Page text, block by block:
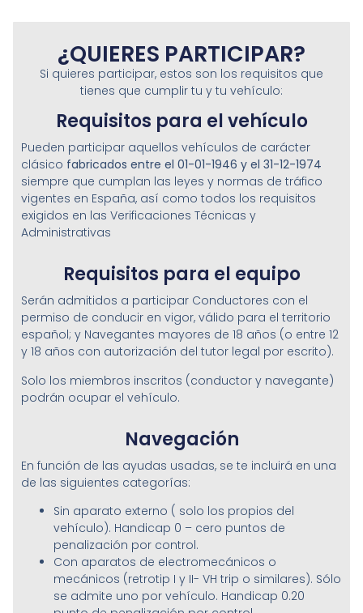
¿QUIERES PARTICIPAR?
Si quieres participar, estos son los requisitos que
tienes que cumplir tu y tu vehículo:
Requisitos para el vehículo
Pueden participar aquellos vehículos de carácter
clásico fabricados entre el 01-01-1946 y el 31-12-1974
siempre que cumplan las leyes y normas de tráfico
vigentes en España, así como todos los requisitos
exigidos en las Verificaciones Técnicas y
Administrativas
Requisitos para el equipo
Serán admitidos a participar Conductores con el
permiso de conducir en vigor, válido para el territorio
español; y Navegantes mayores de 18 años (o entre 12
y 18 años con autorización del tutor legal por escrito).
Solo los miembros inscritos (conductor y navegante)
podrán ocupar el vehículo.
Navegación
En función de las ayudas usadas, se te incluirá en una
de las siguientes categorías:
Sin aparato externo ( solo los propios del
vehículo). Handicap 0 – cero puntos de
penalización por control.
Con aparatos de electromecánicos o
mecánicos (retrotip I y II- VH trip o similares). Sólo
se admite uno por vehículo. Handicap 0.20